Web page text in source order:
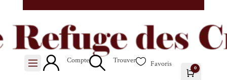
Compte Trouver Favoris
Panier
0